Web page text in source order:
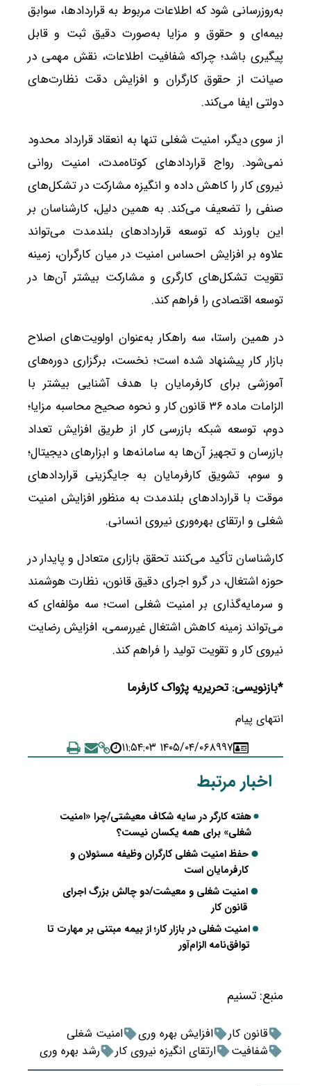
به‌روزرسانی شود که اطلاعات مربوط به قراردادها، سوابق
بیمه‌ای و حقوق و مزایا به‌صورت دقیق ثبت و قابل
پیگیری باشد؛ چراکه شفافیت اطلاعات، نقش مهمی در
صیانت از حقوق کارگران و افزایش دقت نظارت‌های
دولتی ایفا می‌کند.
از سوی دیگر، امنیت شغلی تنها به انعقاد قرارداد محدود
نمی‌شود. رواج قراردادهای کوتاه‌مدت، امنیت روانی
نیروی کار را کاهش داده و انگیزه مشارکت در تشکل‌های
صنفی را تضعیف می‌کند. به همین دلیل، کارشناسان بر
این باورند که توسعه قراردادهای بلندمدت می‌تواند
علاوه بر افزایش احساس امنیت در میان کارگران، زمینه
تقویت تشکل‌های کارگری و مشارکت بیشتر آن‌ها در
توسعه اقتصادی را فراهم کند.
در همین راستا، سه راهکار به‌عنوان اولویت‌های اصلاح
بازار کار پیشنهاد شده است؛ نخست، برگزاری دوره‌های
آموزشی برای کارفرمایان با هدف آشنایی بیشتر با
الزامات ماده ۳۶ قانون کار و نحوه صحیح محاسبه مزایا؛
دوم، توسعه شبکه بازرسی کار از طریق افزایش تعداد
بازرسان و تجهیز آن‌ها به سامانه‌ها و ابزارهای دیجیتال؛
و سوم، تشویق کارفرمایان به جایگزینی قراردادهای
موقت با قراردادهای بلندمدت به منظور افزایش امنیت
شغلی و ارتقای بهره‌وری نیروی انسانی.
کارشناسان تأکید می‌کنند تحقق بازاری متعادل و پایدار در
حوزه اشتغال، در گرو اجرای دقیق قانون، نظارت هوشمند
و سرمایه‌گذاری بر امنیت شغلی است؛ سه مؤلفه‌ای که
می‌تواند زمینه کاهش اشتغال غیررسمی، افزایش رضایت
نیروی کار و تقویت تولید را فراهم کند.
*بازنویسی: تحریریه پژواک کارفرما
انتهای پیام
۸۹۹۷۱۴۰۵/۰۴/۰۶ ۱۱:۵۴:۰۳
اخبار مرتبط
هفته کارگر در سایه شکاف معیشتی/چرا «امنیت
شغلی» برای همه یکسان نیست؟
حفظ امنیت شغلی کارگران وظیفه مسئولان و
کارفرمایان است
امنیت شغلی و معیشت/دو چالش بزرگ اجرای
قانون کار
امنیت شغلی در بازار کار؛ از بیمه مبتنی بر مهارت تا
توافق‌نامه الزام‌آور
منبع: تسنیم
قانون کار افزایش بهره وری
امنیت شغلی
شفافیت
ارتقای انگیزه نیروی کار رشد بهره وری